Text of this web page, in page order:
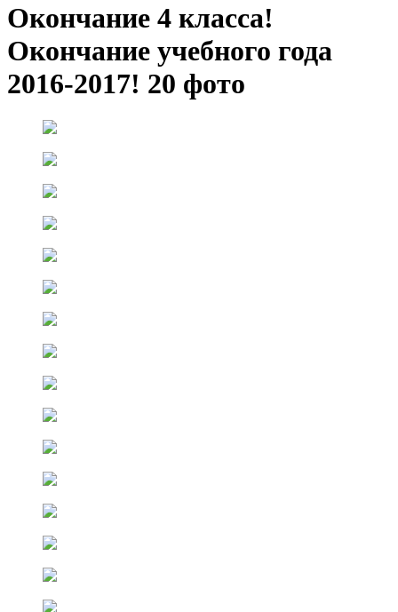
Окончание 4 класса!
Окончание учебного года
2016-2017! 20 фото